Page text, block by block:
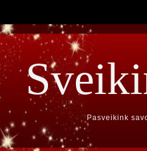
Pasveikink